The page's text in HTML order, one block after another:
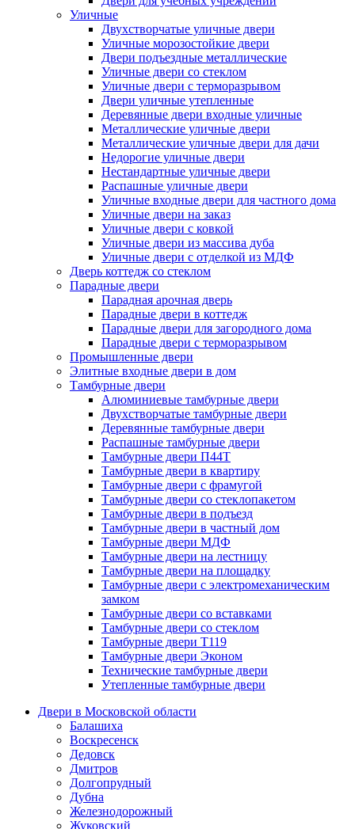
Уличные
Двухстворчатые уличные двери
Уличные морозостойкие двери
Двери подъездные металлические
Уличные двери со стеклом
Уличные двери с терморазрывом
Двери уличные утепленные
Деревянные двери входные уличные
Металлические уличные двери
Металлические уличные двери для дачи
Недорогие уличные двери
Нестандартные уличные двери
Распашные уличные двери
Уличные входные двери для частного дома
Уличные двери на заказ
Уличные двери с ковкой
Уличные двери из массива дуба
Уличные двери с отделкой из МДФ
Дверь коттедж со стеклом
Парадные двери
Парадная арочная дверь
Парадные двери в коттедж
Парадные двери для загородного дома
Парадные двери с терморазрывом
Промышленные двери
Элитные входные двери в дом
Тамбурные двери
Алюминиевые тамбурные двери
Двухстворчатые тамбурные двери
Деревянные тамбурные двери
Распашные тамбурные двери
Тамбурные двери П44Т
Тамбурные двери в квартиру
Тамбурные двери с фрамугой
Тамбурные двери со стеклопакетом
Тамбурные двери в подъезд
Тамбурные двери в частный дом
Тамбурные двери МДФ
Тамбурные двери на лестницу
Тамбурные двери на площадку
Тамбурные двери с электромеханическим
замком
Тамбурные двери со вставками
Тамбурные двери со стеклом
Тамбурные двери Т119
Тамбурные двери Эконом
Технические тамбурные двери
Утепленные тамбурные двери
Двери в Московской области
Балашиха
Воскресенск
Дедовск
Дмитров
Долгопрудный
Дубна
Железнодорожный
Жуковский